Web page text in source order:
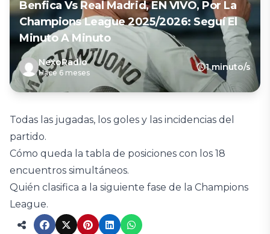
Benfica Vs Real Madrid, EN VIVO, Por La
Champions League 2025/2026: Seguí El
Minuto A Minuto
NexoRadio
Hace 6 meses
1 minuto/s
Todas las jugadas, los goles y las incidencias del
partido.
Cómo queda la tabla de posiciones con los 18
encuentros simultáneos.
Quién clasifica a la siguiente fase de la Champions
League.